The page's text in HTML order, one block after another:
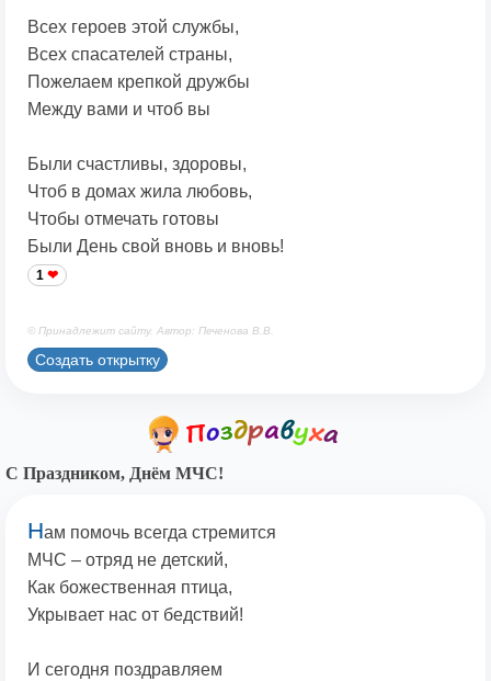
Всех героев этой службы,
Всех спасателей страны,
Пожелаем крепкой дружбы
Между вами и чтоб вы
Были счастливы, здоровы,
Чтоб в домах жила любовь,
Чтобы отмечать готовы
Были День свой вновь и вновь!
1
© Принадлежит сайту. Автор: Печенова В.В.
Создать открытку
С Праздником, Днём МЧС!
Нам помочь всегда стремится
МЧС – отряд не детский,
Как божественная птица,
Укрывает нас от бедствий!
И сегодня поздравляем